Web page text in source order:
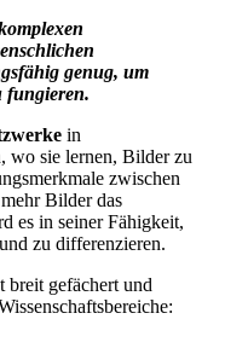
genug, um
fungieren.
in
wo sie lernen, Bilder zu
zwischen
Bilder das
es in seiner Fähigkeit,
zu differenzieren.
breit gefächert und